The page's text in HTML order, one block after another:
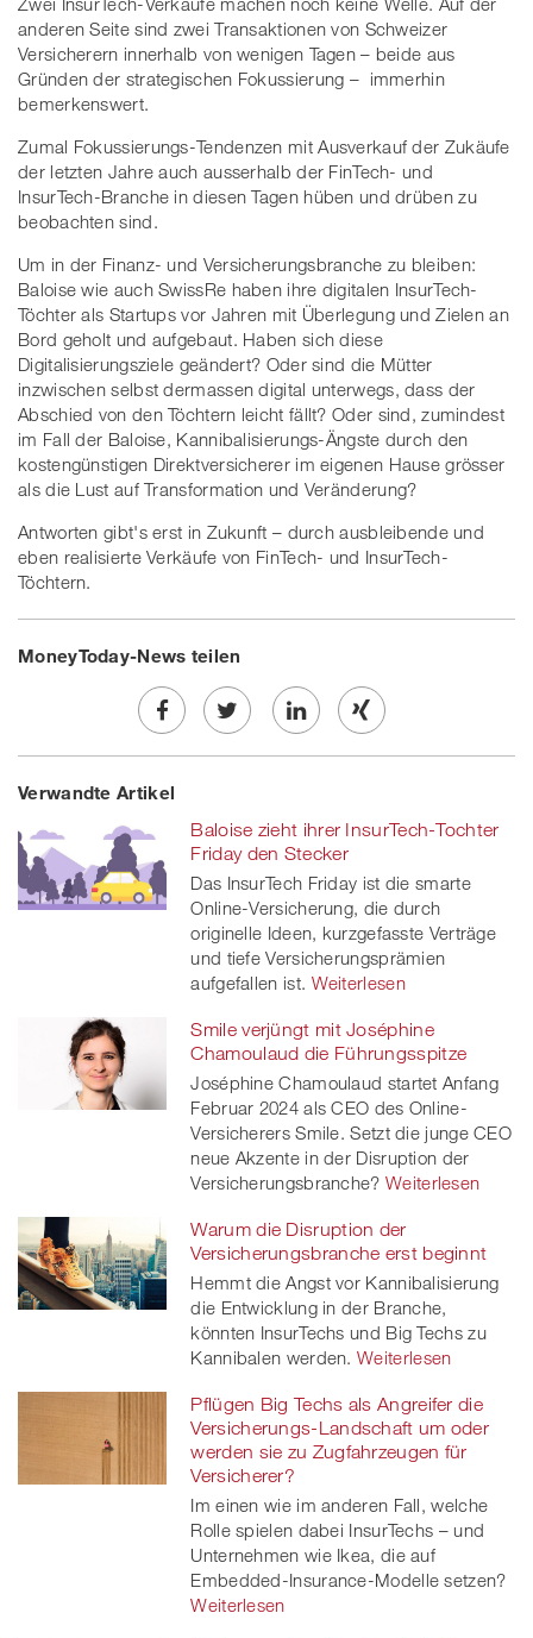
anderen Seite sind zwei Transaktionen von Schweizer
Versicherern innerhalb von wenigen Tagen – beide aus
Gründen der strategischen Fokussierung – immerhin
bemerkenswert.
Zumal Fokussierungs-Tendenzen mit Ausverkauf der Zukäufe
der letzten Jahre auch ausserhalb der FinTech- und
InsurTech-Branche in diesen Tagen hüben und drüben zu
beobachten sind.
Um in der Finanz- und Versicherungsbranche zu bleiben:
Baloise wie auch SwissRe haben ihre digitalen InsurTech-
Töchter als Startups vor Jahren mit Überlegung und Zielen an
Bord geholt und aufgebaut. Haben sich diese
Digitalisierungsziele geändert? Oder sind die Mütter
inzwischen selbst dermassen digital unterwegs, dass der
Abschied von den Töchtern leicht fällt? Oder sind, zumindest
im Fall der Baloise, Kannibalisierungs-Ängste durch den
kostengünstigen Direktversicherer im eigenen Hause grösser
als die Lust auf Transformation und Veränderung?
Antworten gibt's erst in Zukunft – durch ausbleibende und
eben realisierte Verkäufe von FinTech- und InsurTech-
Töchtern.
MoneyToday-News teilen
Share
on
Facebook
Twe
on
twitt
er
Share
linkedin
Share
Xing
Verwandte Artikel
Baloise zieht ihrer InsurTech-Tochter
Friday den Stecker
Das InsurTech Friday ist die smarte
Online-Versicherung, die durch
originelle Ideen, kurzgefasste Verträge
und tiefe Versicherungsprämien
aufgefallen ist. Weiterlesen
Smile verjüngt mit Joséphine
Chamoulaud die Führungsspitze
Joséphine Chamoulaud startet Anfang
Februar 2024 als CEO des Online-
Versicherers Smile. Setzt die junge CEO
neue Akzente in der Disruption der
Versicherungsbranche? Weiterlesen
Warum die Disruption der
Versicherungsbranche erst beginnt
Hemmt die Angst vor Kannibalisierung
die Entwicklung in der Branche,
könnten InsurTechs und Big Techs zu
Kannibalen werden. Weiterlesen
Pflügen Big Techs als Angreifer die
Versicherungs-Landschaft um oder
werden sie zu Zugfahrzeugen für
Versicherer?
Im einen wie im anderen Fall, welche
Rolle spielen dabei InsurTechs – und
Unternehmen wie Ikea, die auf
Embedded-Insurance-Modelle setzen?
Weiterlesen